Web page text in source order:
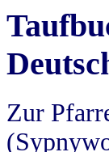
Zur